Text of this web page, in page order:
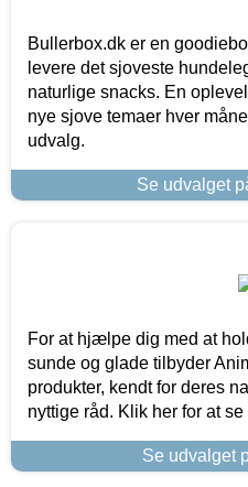
Bullerbox.dk er en
levere det sjoveste
naturlige snacks. En
nye sjove temaer hver
udvalg.
Se udvalget
For at hjælpe dig med at
sunde og glade tilbyder
produkter, kendt for deres
nyttige råd. Klik her for at
Se udvalget